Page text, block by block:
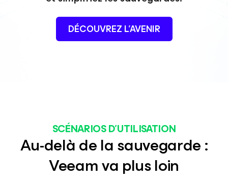
DÉCOUVREZ L’AVENIR
SCÉNARIOS D’UTILISATION
Au-delà de la sauvegarde :
Veeam va plus loin